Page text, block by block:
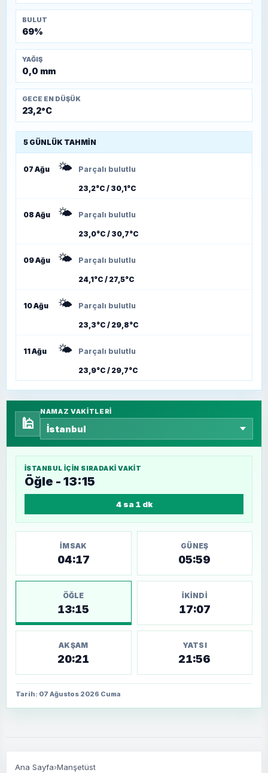
BULUT
69%
YAĞIŞ
0,0 mm
GECE EN DÜŞÜK
23,2°C
5 GÜNLÜK TAHMIN
07 Ağu 🌤️ Parçalı bulutlu
23,2°C / 30,1°C
08 Ağu 🌤️ Parçalı bulutlu
23,0°C / 30,7°C
09 Ağu 🌤️ Parçalı bulutlu
24,1°C / 27,5°C
10 Ağu 🌤️ Parçalı bulutlu
23,3°C / 29,8°C
11 Ağu 🌤️ Parçalı bulutlu
23,9°C / 29,7°C
🕌
NAMAZ VAKITLERI
İSTANBUL IÇIN SIRADAKI VAKIT
Öğle - 13:15
4 sa 1 dk
İMSAK
04:17
GÜNEŞ
05:59
ÖĞLE
13:15
İKINDI
17:07
AKŞAM
20:21
YATSI
21:56
Tarih: 07 Ağustos 2026 Cuma
Ana Sayfa›Manşetüst